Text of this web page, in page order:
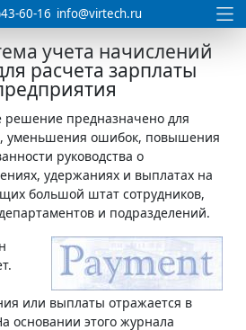
60-16 info@virtech.ru
учета начислений
расчета зарплаты
предназначено для
уменьшения ошибок, повышения
руководства о
удержаниях и выплатах на
большой штат сотрудников,
и подразделений.
или выплаты отражается в
основании этого журнала